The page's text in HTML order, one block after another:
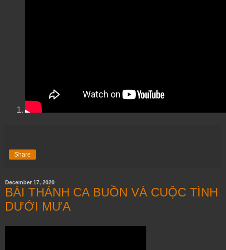
Share
December 17, 2020
BÀI THÁNH CA BUỒN VÀ CUỘC TÌNH
DƯỚI MƯA